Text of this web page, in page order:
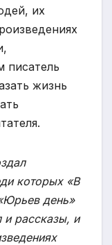
их
писатель
жизнь
которых «В
день»
и рассказы, и